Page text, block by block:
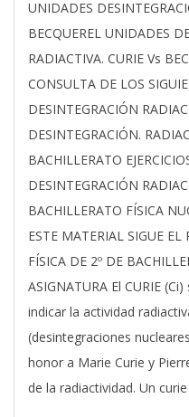
2026-
03-
20
UNIDADES
BECQUEREL UNIDADES
RADIACTIVA. CURIE Vs
CONSULTA DE LOS
DESINTEGRACIÓN
DESINTEGRACIÓN.
BACHILLERATO
DESINTEGRACIÓN
BACHILLERATO FÍSICA
ESTE MATERIAL SIGUE
FÍSICA DE 2º DE
ASIGNATURA El CURIE
indicar la actividad
(desintegraciones
honor a Marie Curie y
de la radiactividad. Un